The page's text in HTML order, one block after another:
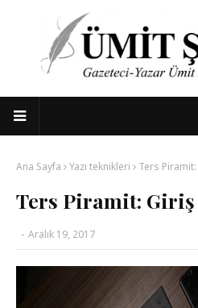
Ana Sayfa Yazı teknikleri Ters
Ters Piramit: Giriş
- Aralık 19, 2017